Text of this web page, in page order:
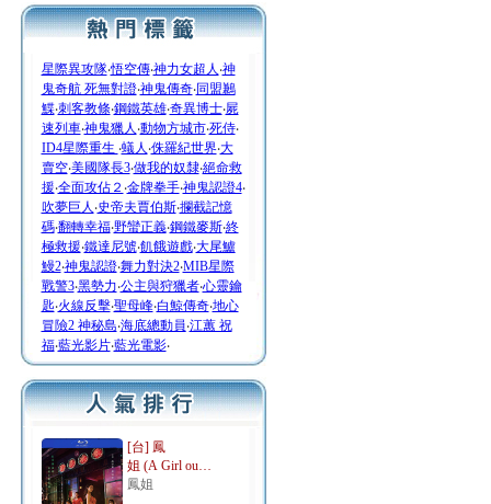
星際異攻隊‧悟空傳‧神力女超人 ‧神
鬼奇航 死無對證‧神鬼傳奇‧同盟鶼
鰈‧刺客教條‧鋼鐵英雄‧奇異博士‧屍
速列車‧神鬼獵人 ‧動物方城市‧死侍‧
ID4星際重生 ‧蟻人 ‧侏羅紀世界‧大
賣空‧美國隊長3‧做我的奴隸‧絕命救
援‧全面攻佔２ ‧金牌拳手‧神鬼認證4‧
吹夢巨人 ‧史帝夫賈伯斯‧攔截記憶
碼‧翻轉幸福‧野蠻正義‧鋼鐵麥斯‧終
極救援‧鐵達尼號‧飢餓遊戲‧大尾鱸
鰻2‧神鬼認證‧舞力對決2‧MIB星際
戰警3‧黑勢力‧公主與狩獵者‧心靈鑰
匙‧火線反擊‧聖母峰‧白鯨傳奇‧地心
冒險2 神秘島‧海底總動員‧江蕙 祝
福‧藍光影片‧藍光電影‧
[台] 鳳
姐 (A Girl ou…
鳳姐